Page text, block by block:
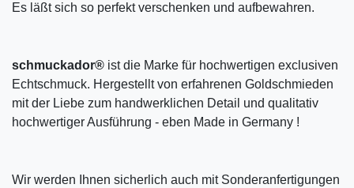
Es läßt sich so perfekt verschenken und aufbewahren.
schmuckador® ist die Marke für hochwertigen exclusiven
Echtschmuck. Hergestellt von erfahrenen Goldschmieden
mit der Liebe zum handwerklichen Detail und qualitativ
hochwertiger Ausführung - eben Made in Germany !
Wir werden Ihnen sicherlich auch mit Sonderanfertigungen